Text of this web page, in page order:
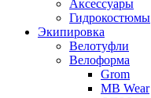
Аксессуары
Гидрокостюмы
Экипировка
Велотуфли
Велоформа
Grom
MB Wear